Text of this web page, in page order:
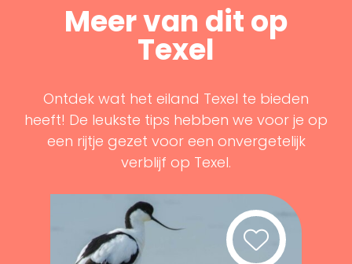
Meer van dit op
Texel
Ontdek wat het eiland Texel te bieden
heeft! De leukste tips hebben we voor je op
een rijtje gezet voor een onvergetelijk
verblijf op Texel.